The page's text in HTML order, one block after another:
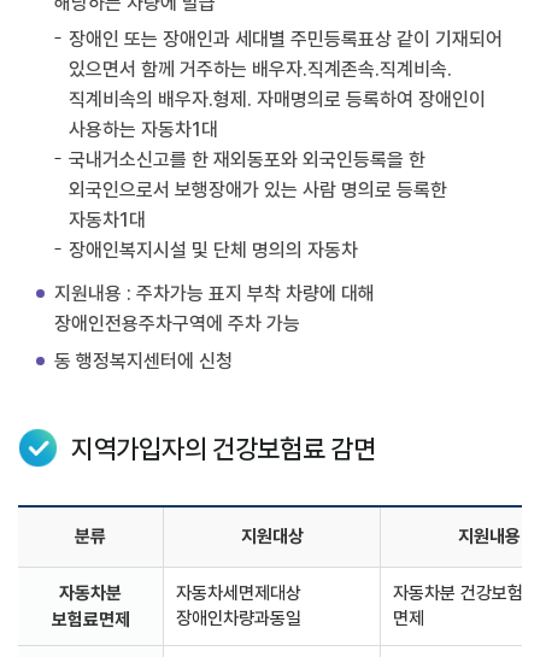
장애인 또는 장애인과 세대별 주민등록표상 같이 기재되어
있으면서 함께 거주하는 배우자.직계존속.직계비속.
직계비속의 배우자.형제. 자매명의로 등록하여 장애인이
사용하는 자동차1대
국내거소신고를 한 재외동포와 외국인등록을 한
외국인으로서 보행장애가 있는 사람 명의로 등록한
자동차1대
장애인복지시설 및 단체 명의의 자동차
지원내용 : 주차가능 표지 부착 차량에 대해
장애인전용주차구역에 주차 가능
동 행정복지센터에 신청
지역가입자의 건강보험료 감면
분류 지원대상 지원내용
자동차분
보험료면제
자동차세면제대상
장애인차량과동일
자동차분 건강보험
면제